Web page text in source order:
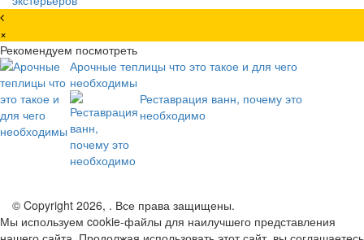
×
Рекомендуем посмотреть
Арочные теплицы что это такое и для чего
необходимы
Реставрация ванн, почему это
необходимо
© Copyright 2026, . Все права защищены.
Мы используем cookie-файлы для наилучшего представления